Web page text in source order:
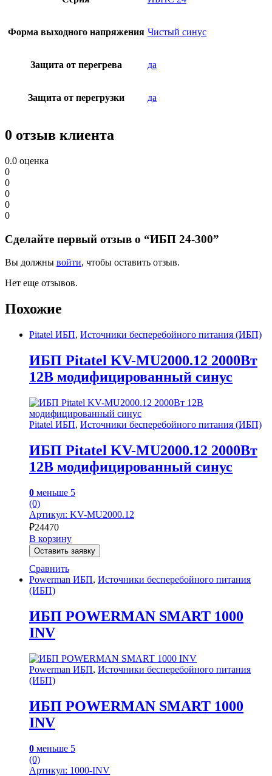
Форма выходного напряжения Чистый синус
Защита от перегрева да
Защита от перегрузки да
0 отзыв клиента
0.0 оценка
0
0
0
0
0
Сделайте первый отзыв о “ИБП 24-300”
Вы должны войти, чтобы оставить отзыв.
Нет еще отзывов.
Похожие
Pitatel ИБП, Источники бесперебойного питания (ИБП)
ИБП Pitatel KV-MU2000.12 2000Вт
12В модифицированный синус
Pitatel ИБП, Источники бесперебойного питания (ИБП)
ИБП Pitatel KV-MU2000.12 2000Вт
12В модифицированный синус
0 меньше 5
(0)
Артикул: KV-MU2000.12
₽24470
В корзину
Оставить заявку
Сравнить
Powerman ИБП, Источники бесперебойного питания
(ИБП)
ИБП POWERMAN SMART 1000
INV
Powerman ИБП, Источники бесперебойного питания
(ИБП)
ИБП POWERMAN SMART 1000
INV
0 меньше 5
(0)
Артикул: 1000-INV